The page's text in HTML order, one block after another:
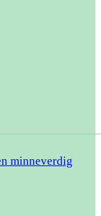
minneverdig